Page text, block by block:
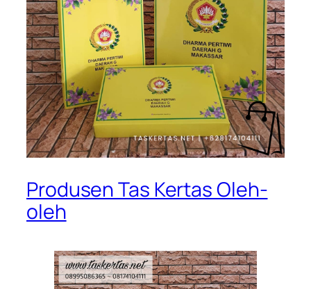
Produsen Tas Kertas Oleh-
oleh